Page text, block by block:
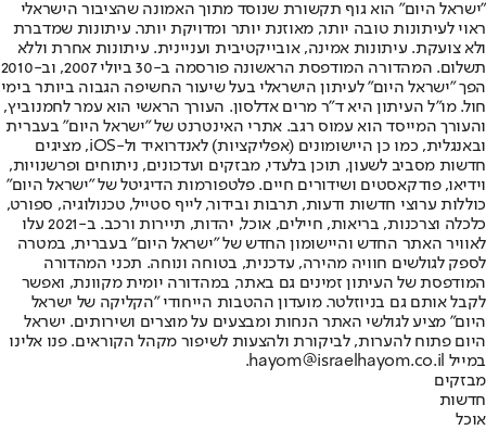
"ישראל היום" הוא גוף תקשורת שנוסד מתוך האמונה שהציבור הישראלי
ראוי לעיתונות טובה יותר, מאוזנת יותר ומדויקת יותר. עיתונות שמדברת
ולא צועקת. עיתונות אמינה, אובייקטיבית ועניינית. עיתונות אחרת וללא
תשלום. המהדורה המודפסת הראשונה פורסמה ב-30 ביולי 2007, וב-2010
הפך "ישראל היום" לעיתון הישראלי בעל שיעור החשיפה הגבוה ביותר בימי
חול. מו"ל העיתון היא ד"ר מרים אדלסון. העורך הראשי הוא עמר לחמנוביץ,
והעורך המייסד הוא עמוס רגב. אתרי האינטרנט של "ישראל היום" בעברית
ובאנגלית, כמו כן היישומונים (אפליקציות) לאנדרואיד ול-iOS, מציגים
חדשות מסביב לשעון, תוכן בלעדי, מבזקים ועדכונים, ניתוחים ופרשנויות,
וידיאו, פודקאסטים ושידורים חיים. פלטפורמות הדיגיטל של "ישראל היום"
כוללות ערוצי חדשות ודעות, תרבות ובידור, לייף סטייל, טכנולוגיה, ספורט,
כלכלה וצרכנות, בריאות, חיילים, אוכל, יהדות, תיירות ורכב. ב-2021 עלו
לאוויר האתר החדש והיישומון החדש של "ישראל היום" בעברית, במטרה
לספק לגולשים חוויה מהירה, עדכנית, בטוחה ונוחה. תכני המהדורה
המודפסת של העיתון זמינים גם באתר, במהדורה יומית מקוונת, ואפשר
לקבל אותם גם בניוזלטר. מועדון ההטבות הייחודי "הקליקה של ישראל
היום" מציע לגולשי האתר הנחות ומבצעים על מוצרים ושירותים. ישראל
היום פתוח להערות, לביקורת ולהצעות לשיפור מקהל הקוראים. פנו אלינו
במייל hayom@israelhayom.co.il.
מבזקים
חדשות
אוכל